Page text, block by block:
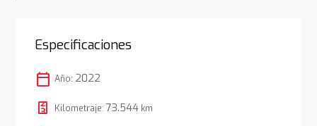
Especificaciones
calendar_today Año: 2022
Kilometraje: 73.544km